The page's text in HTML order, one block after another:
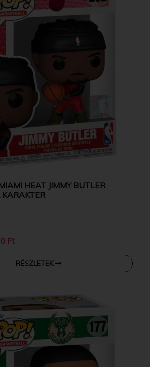
HEAT JIMMY BUTLER
KARAKTER
Ft
RÉSZLETEK